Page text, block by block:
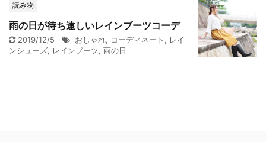
読み物
雨の日が待ち遠しいレインブーツコーデ
2019/12/5 おしゃれ, コーディネート , レイ
ンシューズ, レインブーツ, 雨の日